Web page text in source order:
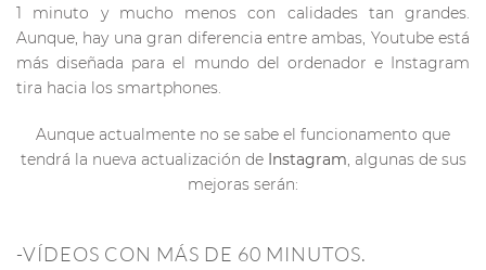
1 minuto y mucho menos con calidades tan grandes.
Aunque, hay una gran diferencia entre ambas, Youtube está
más diseñada para el mundo del ordenador e Instagram
tira hacia los smartphones.
Aunque actualmente no se sabe el funcionamento que
tendrá la nueva actualización de Instagram, algunas de sus
mejoras serán:
-VÍDEOS CON MÁS DE 60 MINUTOS.